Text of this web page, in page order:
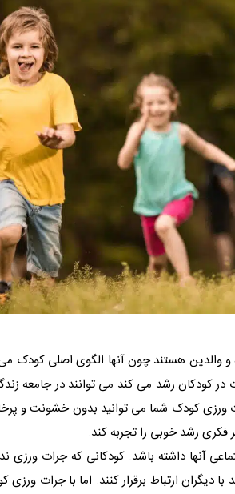
والدین هستند چون آنها الگوی اصلی کودک
در کودکان رشد می کند می توانند در جامعه
ورزی کودک شما می توانید بدون خشونت و
رشد خوبی را تجربه کند.
آنها داشته باشد. کودکانی که جرات ورزی
دیگران ارتباط برقرار کنند. اما با جرات ورزی